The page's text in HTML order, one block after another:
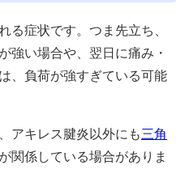
る症状です。つま先立ち、
強い場合や、翌日に痛み・
、負荷が強すぎている可能
アキレス腱炎以外にも三角
関係している場合がありま